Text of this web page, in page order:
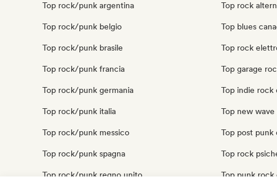
Top rock/punk argentina
Top rock/punk belgio
Top rock/punk brasile
Top rock/punk francia
Top rock/punk germania
Top rock/punk italia
Top rock/punk messico
Top rock/punk spagna
Top rock/punk regno unito
Top rock
Top blues
Top rock
Top garage
Top indie rock
Top new wave
Top post punk
Top rock
Top punk rock